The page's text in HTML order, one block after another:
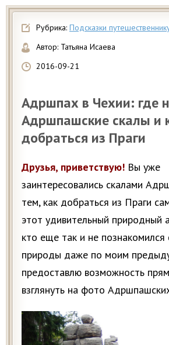
Рубрика: Подсказки
Автор: Татьяна Исаева
2016-09-21
Адршпах в Чехии: где
Адршпашские скалы и
добраться из Праги
Друзья, приветствую! Вы уже
заинтересовались скалами
тем, как добраться из Праги
этот удивительный природный
кто еще так и не
природы даже по моим
предоставлю возможность
взглянуть на фото